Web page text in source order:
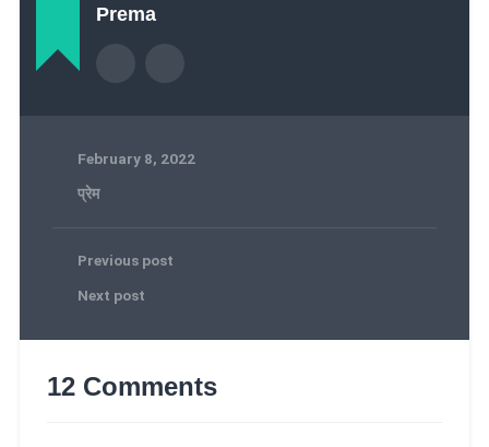
Prema
February 8, 2022
प्रेम
Previous post
Next post
12 Comments